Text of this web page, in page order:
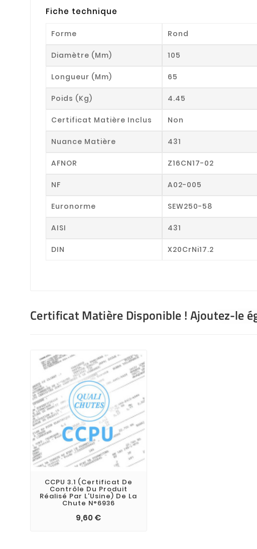
Fiche technique
Forme Rond
Diamètre (mm) 105
Longueur (mm) 65
Poids (kg) 4.45
Certificat Matière Inclus Non
Nuance Matière 431
AFNOR Z16CN17-02
NF A02-005
Euronorme SEW250-58
AISI 431
DIN X20CrNi17.2
Certificat Matière Disponible ! Ajoutez-le
CCPU 3.1 (Certificat De
Contrôle Du Produit
Réalisé Par L'Usine) De La
Chute N°6936
9,60 €